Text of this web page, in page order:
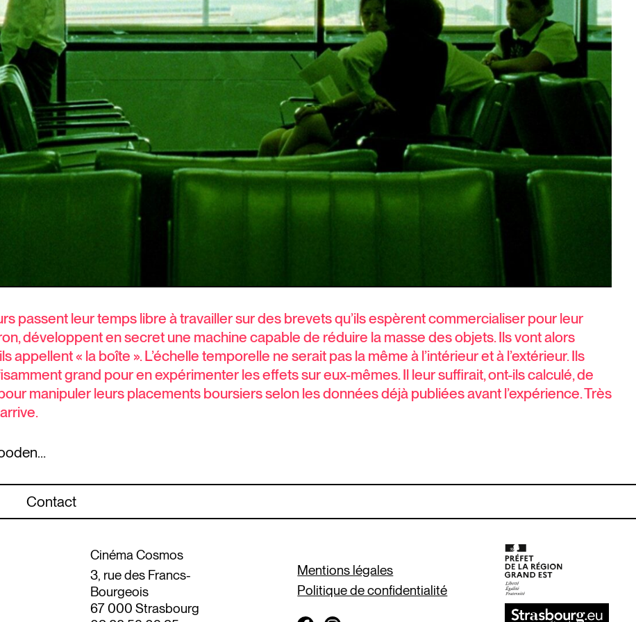
passent leur temps libre à travailler sur des brevets qu’ils espèrent commercialiser pour leur
développent en secret une machine capable de réduire la masse des objets. Ils vont alors
« la boîte ». L’échelle temporelle ne serait pas la même à l’intérieur et à l’extérieur. Ils
grand pour en expérimenter les effets sur eux-mêmes. Il leur suffirait, ont-ils calculé, de
manipuler leurs placements boursiers selon les données déjà publiées avant l’expérience. Très
Contact
Cinéma Cosmos
3, rue des Francs-
Bourgeois
67 000 Strasbourg
Mentions légales
Politique de confidentialité